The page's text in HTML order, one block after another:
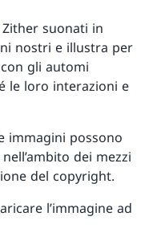
suonati in
nostri e illustra per
gli automi
le loro interazioni e
immagini possono
dei mezzi
del copyright.
l’immagine ad